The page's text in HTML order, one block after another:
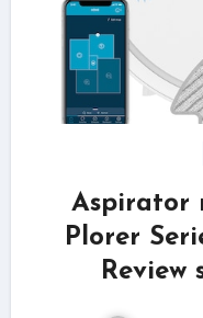
Aspirator
Plorer
Review